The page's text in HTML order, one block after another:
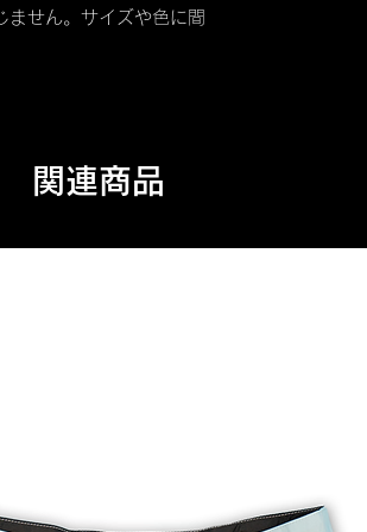
ません。サイズや色に間
関連商品